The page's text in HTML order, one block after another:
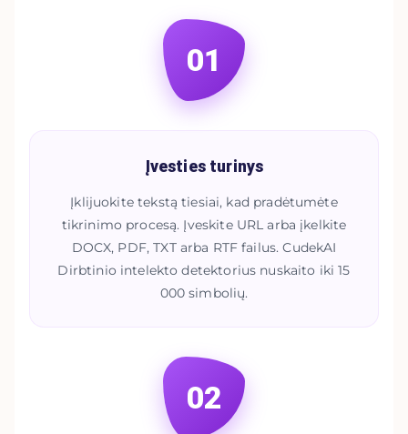
01
Įvesties turinys
Įklijuokite tekstą tiesiai, kad pradėtumėte
tikrinimo procesą. Įveskite URL arba įkelkite
DOCX, PDF, TXT arba RTF failus. CudekAI
Dirbtinio intelekto detektorius nuskaito iki 15
000 simbolių.
02